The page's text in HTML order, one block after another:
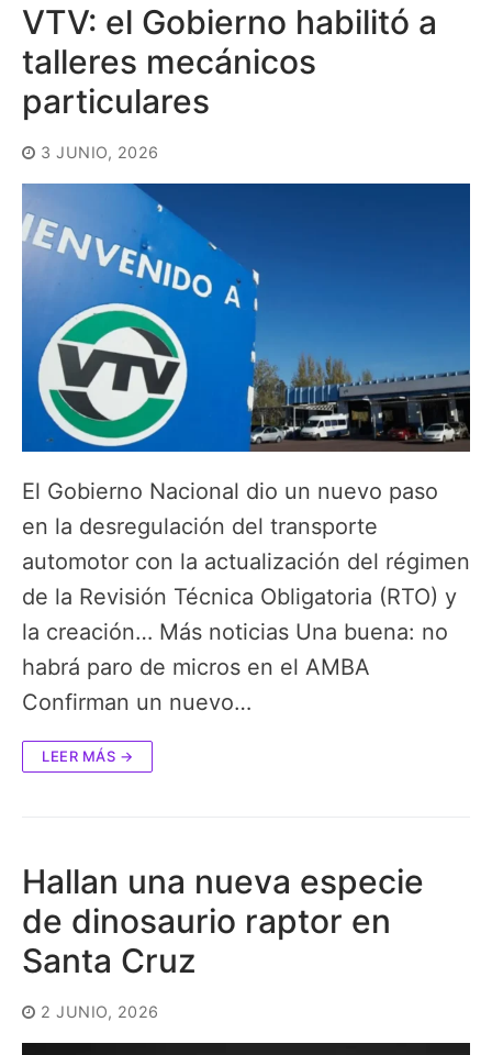
VTV: el Gobierno habilitó a
talleres mecánicos
particulares
3 JUNIO, 2026
El Gobierno Nacional dio un nuevo paso
en la desregulación del transporte
automotor con la actualización del régimen
de la Revisión Técnica Obligatoria (RTO) y
la creación… Más noticias Una buena: no
habrá paro de micros en el AMBA
Confirman un nuevo…
LEER MÁS →
Hallan una nueva especie
de dinosaurio raptor en
Santa Cruz
2 JUNIO, 2026